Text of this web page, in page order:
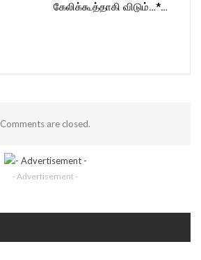
கேலிக்கூத்தாகி விடும்…*…
Comments are closed.
- Advertisement -